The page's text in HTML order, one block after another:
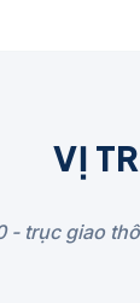
VỊ
- trục giao